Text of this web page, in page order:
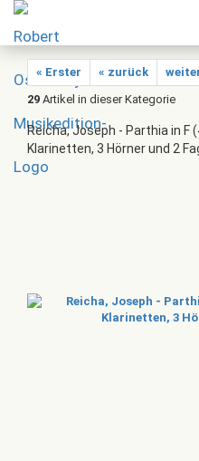
« Erster « zurück
29 Artikel in dieser Kategorie
Reicha, Joseph - Parthia in F
Klarinetten, 3 Hörner und 2